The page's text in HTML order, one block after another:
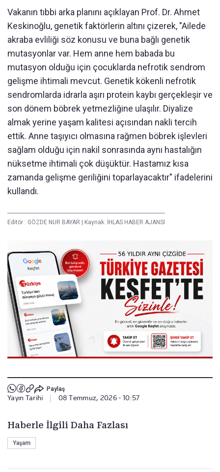
Vakanın tıbbi arka planını açıklayan Prof. Dr. Ahmet
Keskinoğlu, genetik faktörlerin altını çizerek, "Ailede
akraba evliliği söz konusu ve buna bağlı genetik
mutasyonlar var. Hem anne hem babada bu
mutasyon olduğu için çocuklarda nefrotik sendrom
gelişme ihtimali mevcut. Genetik kökenli nefrotik
sendromlarda idrarla aşırı protein kaybı gerçekleşir ve
son dönem böbrek yetmezliğine ulaşılır. Diyalize
almak yerine yaşam kalitesi açısından nakli tercih
ettik. Anne taşıyıcı olmasına rağmen böbrek işlevleri
sağlam olduğu için nakil sonrasında aynı hastalığın
nüksetme ihtimali çok düşüktür. Hastamız kısa
zamanda gelişme geriliğini toparlayacaktır" ifadelerini
kullandı.
Editör : GÖZDE NUR BAYAR Kaynak: İHLAS HABER AJANSI
Paylaş
Yayın Tarihi 08 Temmuz, 2026 - 10:57
Haberle İlgili Daha Fazlası
Yaşam